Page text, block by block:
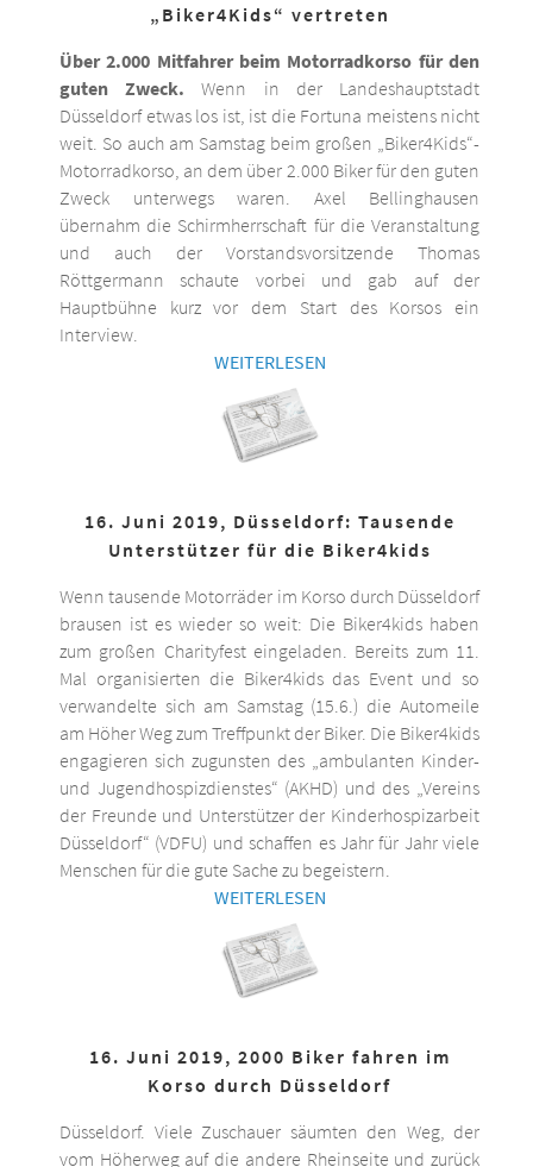
„Biker4Kids“ vertreten
Über 2.000 Mitfahrer beim Motorradkorso für den
guten Zweck. Wenn in der Landeshauptstadt
Düsseldorf etwas los ist, ist die Fortuna meistens nicht
weit. So auch am Samstag beim großen „Biker4Kids“-
Motorradkorso, an dem über 2.000 Biker für den guten
Zweck unterwegs waren. Axel Bellinghausen
übernahm die Schirmherrschaft für die Veranstaltung
und auch der Vorstandsvorsitzende Thomas
Röttgermann schaute vorbei und gab auf der
Hauptbühne kurz vor dem Start des Korsos ein
Interview.
WEITERLESEN
16. Juni 2019, Düsseldorf: Tausende
Unterstützer für die Biker4kids
Wenn tausende Motorräder im Korso durch Düsseldorf
brausen ist es wieder so weit: Die Biker4kids haben
zum großen Charityfest eingeladen. Bereits zum 11.
Mal organisierten die Biker4kids das Event und so
verwandelte sich am Samstag (15.6.) die Automeile
am Höher Weg zum Treffpunkt der Biker. Die Biker4kids
engagieren sich zugunsten des „ambulanten Kinder-
und Jugendhospizdienstes“ (AKHD) und des „Vereins
der Freunde und Unterstützer der Kinderhospizarbeit
Düsseldorf“ (VDFU) und schaffen es Jahr für Jahr viele
Menschen für die gute Sache zu begeistern.
WEITERLESEN
16. Juni 2019, 2000 Biker fahren im
Korso durch Düsseldorf
Düsseldorf. Viele Zuschauer säumten den Weg, der
vom Höherweg auf die andere Rheinseite und zurück